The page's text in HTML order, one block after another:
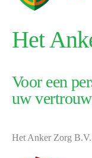
Het
Voor een
uw
Het Anker Zorg